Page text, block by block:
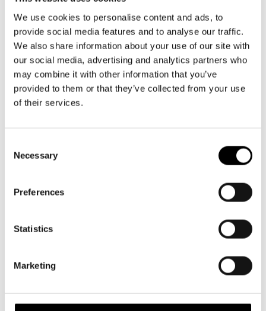
We use cookies to personalise content and ads, to
provide social media features and to analyse our traffic.
We also share information about your use of our site with
our social media, advertising and analytics partners who
may combine it with other information that you’ve
provided to them or that they’ve collected from your use
of their services.
Selection
Necessary
Preferences
Statistics
Marketing
Presentkort
Frågor & svar
Platskarta
Företag
Guidning
Teaterns verksamhet
Ensemble
Historia
Nyhetsbrev
LOGGA IN
09 616 211
info@svenskateatern.fi
BILJETTER
Köp biljetter
Kundtjänst per epost
Norra esplanaden 2
Frågor & svar
Tillgänglighet